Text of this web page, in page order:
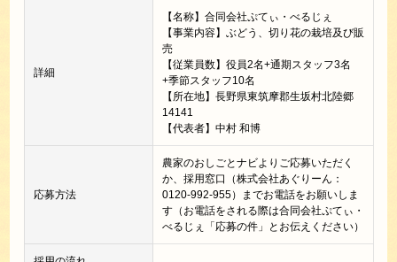
詳細
【名称】合同会社ぷてぃ・べるじぇ
【事業内容】ぶどう、切り花の栽培及び販
売
【従業員数】役員2名+通期スタッフ3名
+季節スタッフ10名
【所在地】長野県東筑摩郡生坂村北陸郷
14141
【代表者】中村 和博
応募方法
農家のおしごとナビよりご応募いただく
か、採用窓口（株式会社あぐりーん：
0120-992-955）までお電話をお願いしま
す（お電話をされる際は合同会社ぷてぃ・
べるじぇ「応募の件」とお伝えください）